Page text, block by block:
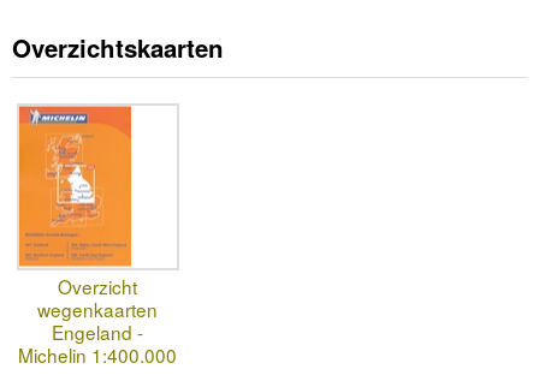
Overzichtskaarten
Overzicht
wegenkaarten
Engeland -
Michelin 1:400.000